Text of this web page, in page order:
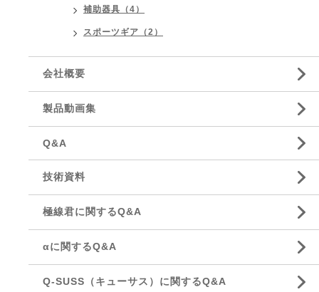
補助器具（4）
スポーツギア（2）
会社概要
製品動画集
Q&A
技術資料
極線君に関するQ&A
αに関するQ&A
Q-SUSS（キューサス）に関するQ&A